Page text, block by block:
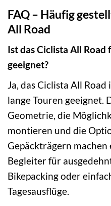
FAQ – Häufig
All Road
Ist das Ciclista All Road
geeignet?
Ja, das Ciclista All
lange Touren geeignet.
Geometrie, die
montieren und die
Gepäckträgern machen
Begleiter für
Bikepacking oder
Tagesausflüge.